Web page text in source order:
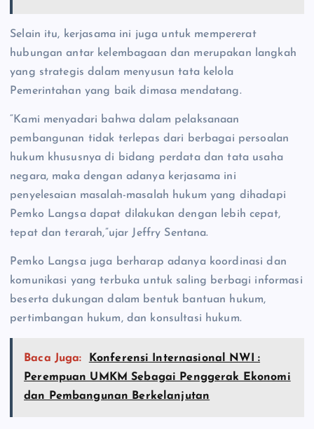
Selain itu, kerjasama ini juga untuk mempererat
hubungan antar kelembagaan dan merupakan langkah
yang strategis dalam menyusun tata kelola
Pemerintahan yang baik dimasa mendatang.
“Kami menyadari bahwa dalam pelaksanaan
pembangunan tidak terlepas dari berbagai persoalan
hukum khususnya di bidang perdata dan tata usaha
negara, maka dengan adanya kerjasama ini
penyelesaian masalah-masalah hukum yang dihadapi
Pemko Langsa dapat dilakukan dengan lebih cepat,
tepat dan terarah,”ujar Jeffry Sentana.
Pemko Langsa juga berharap adanya koordinasi dan
komunikasi yang terbuka untuk saling berbagi informasi
beserta dukungan dalam bentuk bantuan hukum,
pertimbangan hukum, dan konsultasi hukum.
Baca Juga:
Konferensi Internasional NWI :
Perempuan UMKM Sebagai Penggerak Ekonomi
dan Pembangunan Berkelanjutan